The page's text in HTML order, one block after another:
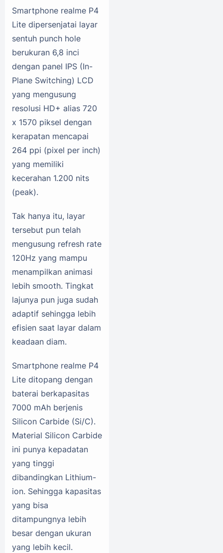
Smartphone realme P4
Lite dipersenjatai layar
sentuh punch hole
berukuran 6,8 inci
dengan panel IPS (In-
Plane Switching) LCD
yang mengusung
resolusi HD+ alias 720
x 1570 piksel dengan
kerapatan mencapai
264 ppi (pixel per inch)
yang memiliki
kecerahan 1.200 nits
(peak).
Tak hanya itu, layar
tersebut pun telah
mengusung refresh rate
120Hz yang mampu
menampilkan animasi
lebih smooth. Tingkat
lajunya pun juga sudah
adaptif sehingga lebih
efisien saat layar dalam
keadaan diam.
Smartphone realme P4
Lite ditopang dengan
baterai berkapasitas
7000 mAh berjenis
Silicon Carbide (Si/C).
Material Silicon Carbide
ini punya kepadatan
yang tinggi
dibandingkan Lithium-
ion. Sehingga kapasitas
yang bisa
ditampungnya lebih
besar dengan ukuran
yang lebih kecil.